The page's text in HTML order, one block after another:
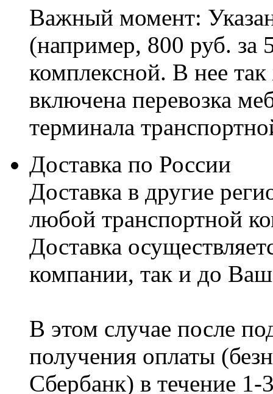
Важный момент:
(например, 800 руб. за
комплексной. В нее
включена перевозка
терминала
Доставка по России
Доставка в другие
любой транспортной
Доставка
компании, так и до
В этом случае после
получения оплаты
Сбербанк) в течение